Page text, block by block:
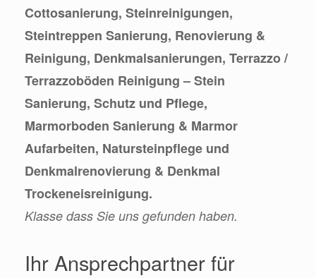
Cottosanierung, Steinreinigungen,
Steintreppen Sanierung, Renovierung &
Reinigung, Denkmalsanierungen, Terrazzo /
Terrazzoböden Reinigung – Stein
Sanierung, Schutz und Pflege,
Marmorboden Sanierung & Marmor
Aufarbeiten, Natursteinpflege und
Denkmalrenovierung & Denkmal
Trockeneisreinigung.
Klasse dass Sie uns gefunden haben.
Ihr Ansprechpartner für